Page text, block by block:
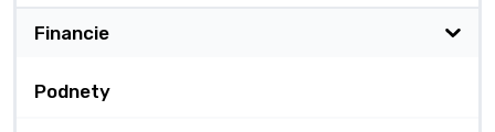
Financie
Podnety